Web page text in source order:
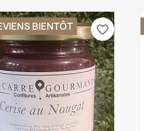
BIENTÔT favorite_border